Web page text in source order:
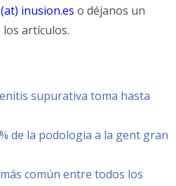
inusion.es o déjanos un
artículos.
supurativa toma hasta
de la podologia a la gent gran
común entre todos los